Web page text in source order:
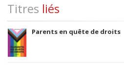
Titres liés
Parents en quête de droits